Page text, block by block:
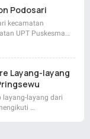
Podosari
kecamatan
UPT Puskesma…
Layang-layang
layang-layang dari
…